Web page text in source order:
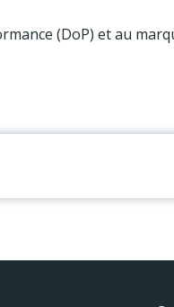
(DoP) et au